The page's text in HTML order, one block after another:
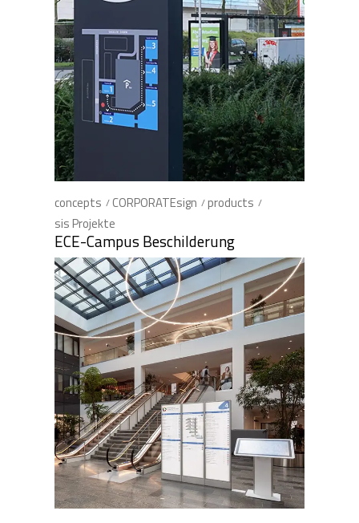
concepts CORPORATEsign
products
sis Projekte
ECE-Campus Beschilderung